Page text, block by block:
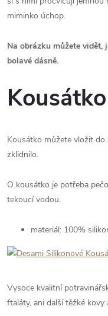
miminko úchop.
Na obrázku můžete
bolavé dásně.
Kousátko můžete vložit do
zklidnilo.
O kousátko je potřeba
tekoucí vodou.
materiál: 100%
Vysoce kvalitní
ftaláty, ani další těžké kovy